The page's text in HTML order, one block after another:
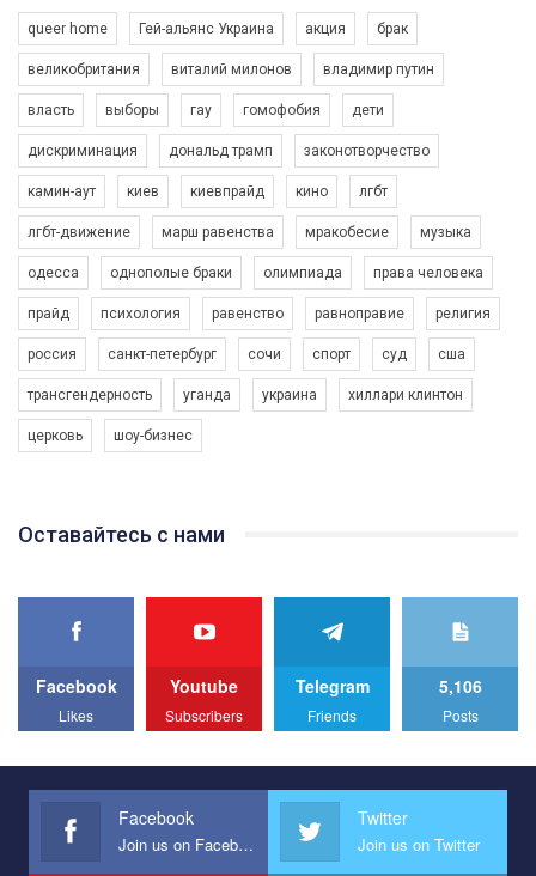
Зупинимо насильство проти ЛГБТ в Україні! Stop violence against LGBT in Ukraine!
6/30/2017
Емоційний та вражаючий промо-ролік на конкурс PACT, який
представляє програму "Гей-альянс Україна" з протидії
насильству проти ЛГБТ в Україні.
Ми просимо вашої підтримки, щоб реалізувати нашу
програму з боротьби з насильством проти ЛГБТ в Україні.
Якщо ти хочеш підтримати нас - просто натисни "лайк" під
best video, representing programme for the development of
We appeal to your support and ask to help us implement our plan
All you have to do is to press "Like" below the video.
Эмоционально сильный ролик от команды "Гей-альянс
представляющий программу развития организации.
Мы просим вас поддержать нас и помочь нам реализовать
наш план по борьбе с насилием и дискриминацией на почве
1.9K Просмотров • 226 Нравится • 5 Комментариев
queer home Гей-альянс Украина акция брак
великобритания виталий милонов владимир путин
власть выборы гау гомофобия дети
дискриминация дональд трамп законотворчество
камин-аут киев киевпрайд кино лгбт
лгбт-движение марш равенства мракобесие музыка
одесса однополые браки олимпиада права человека
прайд психология равенство равноправие религия
россия санкт-петербург сочи спорт суд сша
трансгендерность уганда украина хиллари клинтон
церковь шоу-бизнес
Оставайтесь с нами
Facebook
Likes
Youtube
Subscribers
Telegram
Friends
5,106
Posts
Facebook
Join us on Facebook
Twitter
Join us on Twitter